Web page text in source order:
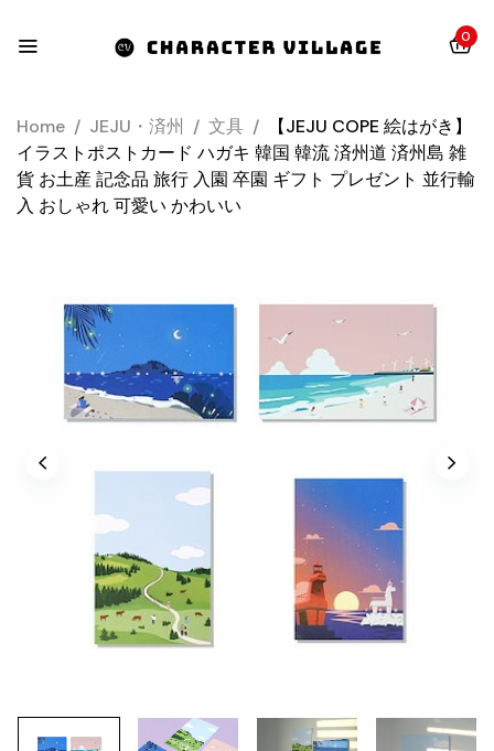
0
Home / JEJU・済州 / 文具 /
【JEJU COPE 絵はがき】
イラストポストカード ハガキ 韓国 韓流 済州道 済州島 雑
貨 お土産 記念品 旅行 入園 卒園 ギフト プレゼント 並行輸
入 おしゃれ 可愛い かわいい